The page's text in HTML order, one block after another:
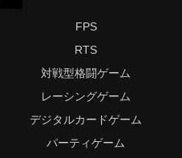
FPS
RTS
対戦型格闘ゲーム
レーシングゲーム
デジタルカードゲーム
パーティゲーム